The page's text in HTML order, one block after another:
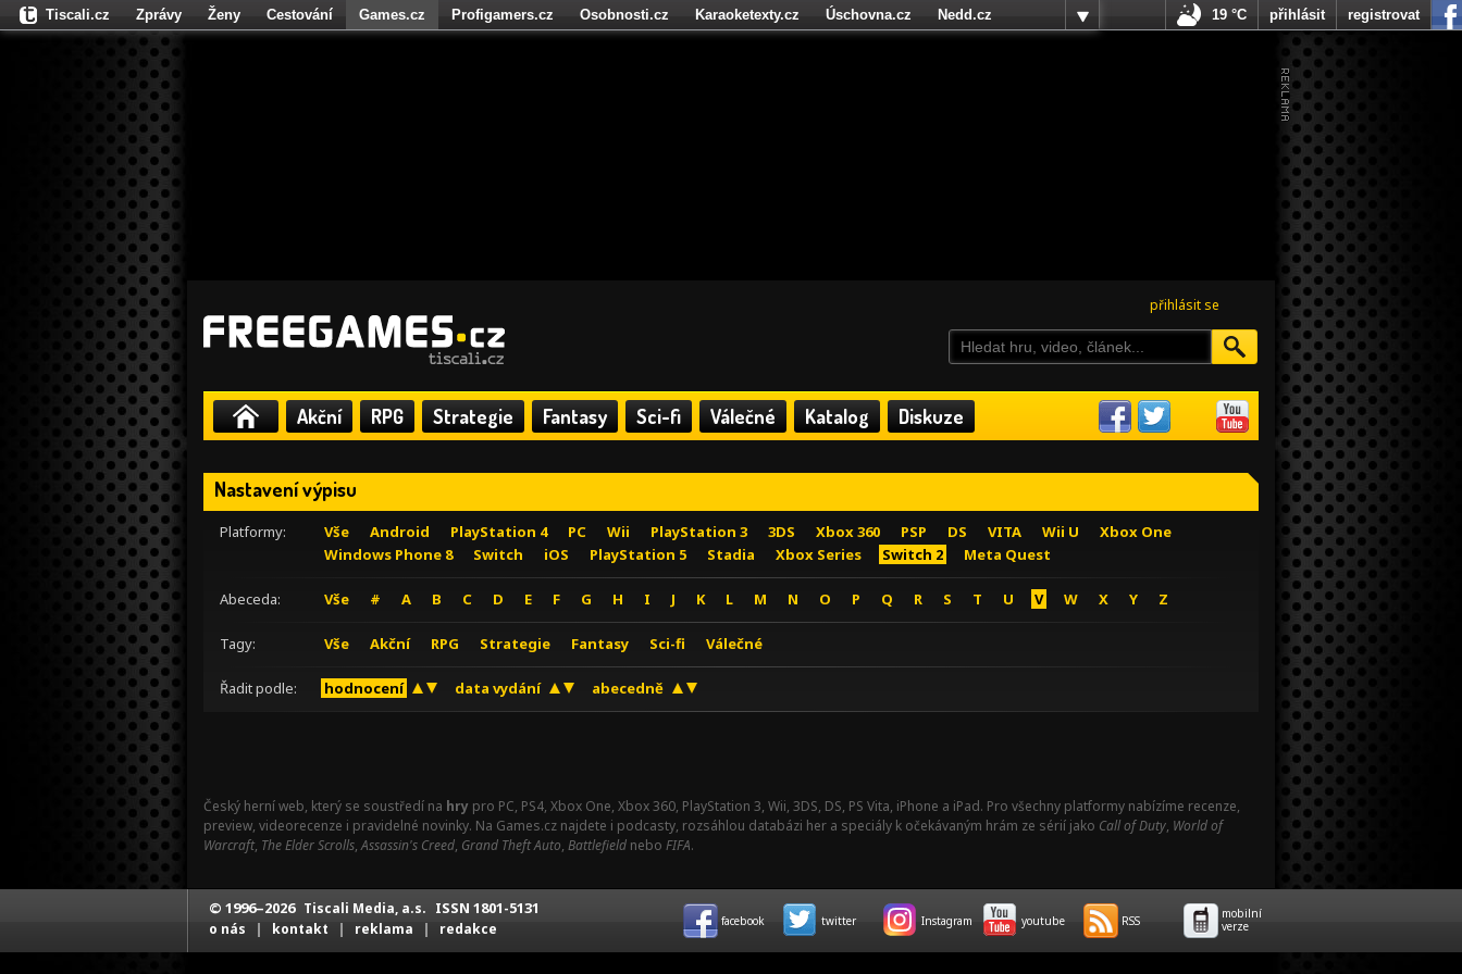
přihlásit se
Akční RPG Strategie Fantasy Sci-fi Válečné Katalog Diskuze
Nastavení výpisu
Platformy: Vše Android PlayStation 4 PC Wii PlayStation 3 3DS Xbox 360 PSP DS VITA Wii U
Xbox One
Windows Phone 8
Switch iOS PlayStation 5 Stadia Xbox Series Switch 2 Meta Quest
Abeceda: Vše # A B C D E F G H I J K L M N O P Q R S T U V W X Y Z
Tagy: Vše Akční RPG Strategie Fantasy Sci-fi Válečné
Řadit podle: hodnocení data vydání abecedně
Český herní web, který se soustředí na hry pro PC, PS4, Xbox One, Xbox 360, PlayStation 3, Wii, 3DS, DS, PS Vita, iPhone a iPad. Pro všechny platformy nabízíme recenze,
preview, videorecenze i pravidelné novinky. Na Games.cz najdete i podcasty, rozsáhlou databázi her a speciály k očekávaným hrám ze sérií jako Call of Duty, World of
Warcraft, The Elder Scrolls,Assassin's Creed, Grand Theft Auto, Battlefield nebo FIFA.
Tiscali.cz Zprávy Ženy Cestování Games.cz Profigamers.cz Osobnosti.cz Karaoketexty.cz Úschovna.cz
Nedd.cz
Fights.cz
19 °C přihlásit registrovat
© 1996–2026 Tiscali Media, a.s. ISSN 1801-5131
o nás | kontakt | reklama | redakce facebook twitter Instagram youtube RSS
mobilní
verze